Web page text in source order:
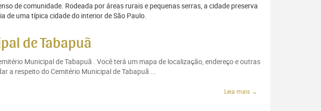
de comunidade. Rodeada por áreas rurais e pequenas serras, a cidade preserva
de uma típica cidade do interior de São Paulo.
de Tabapuã
Municipal de Tabapuã . Você terá um mapa de localização, endereço e outras
a respeito do Cemitério Municipal de Tabapuã ...
Leia mais →